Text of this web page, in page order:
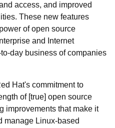
access, and improved
These new features
of open source
and Internet
day business of companies
Hat's commitment to
of [true] open source
improvements that make it
manage Linux-based